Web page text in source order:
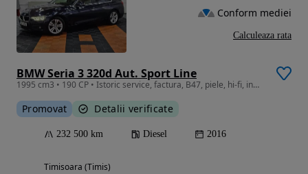
BMW Seria 3 320d Aut. Sport Line
1995 cm3 • 190 CP • Istoric service, factura, B47, piele, hi-fi, inmatriculat, EURO 6
Promovat Detalii verificate
232 500 km Diesel 2016
Timisoara (Timis)
Conform mediei
Calculeaza rata